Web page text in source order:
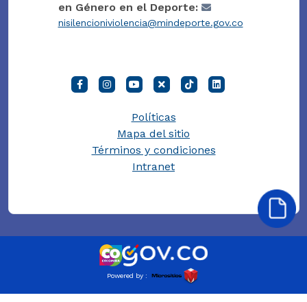
en Género en el Deporte:
nisilencioniviolencia@mindeporte.gov.co
Políticas
Mapa del sitio
Términos y condiciones
Intranet
Powered by :